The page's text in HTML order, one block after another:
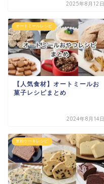
2025年8月12日
オートミールレシピ
【人気食材】オートミールお
菓子レシピまとめ
2024年8月14日
米粉ケーキレシピ